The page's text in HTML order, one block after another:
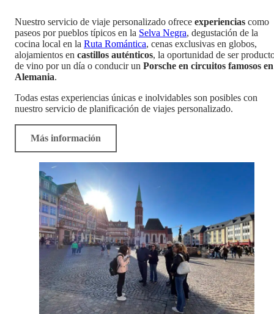
Nuestro servicio de viaje personalizado ofrece experiencias como
paseos por pueblos típicos en la Selva Negra, degustación de la
cocina local en la Ruta Romántica, cenas exclusivas en globos,
alojamientos en castillos auténticos, la oportunidad de ser
de vino por un día o conducir un Porsche en circuitos famosos en
Alemania.
Todas estas experiencias únicas e inolvidables son posibles con
nuestro servicio de planificación de viajes personalizado.
Más información